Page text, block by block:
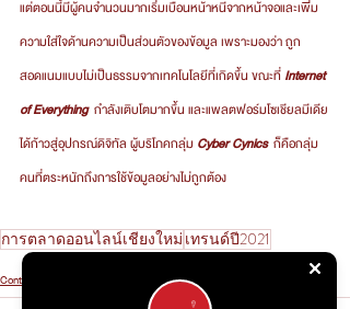
แต่ตอนนี้มีผู้คนจำนวนมากเริ่มเบือนหน้าหนีจากหน้าจอและเพิ่ม
ความใส่ใจด้านความเป็นส่วนตัวของข้อมูล เพราะมองว่า ถูก
สอดแนมแบบไม่เป็นธรรมจากเทคโนโลยีที่เกิดขึ้น ขณะที่ Internet
of Everything
  กำลังเติบโตมากขึ้น และแพลตฟอร์มโซเชียลมีเดีย
ได้ก้าวสู่อุปกรณ์ดิจิทัล ผู้บริโภคกลุ่ม Cyber Cynics
  ก็คือกลุ่ม
คนที่ตระหนักถึงการใช้ข้อมูลอย่างไม่ถูกต้อง
การตลาดออนไลน์เชียงใหม่ เทรนด์ปี2021
Content Marketing